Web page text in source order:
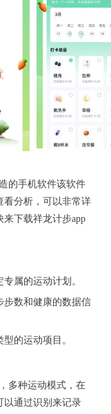
的手机软件该软件
看分析，可以非常详
下载祥龙计步app
属的运动计划。
步数和健康的数据信
的运动项目。
多种运动模式，在
以通过识别来记录